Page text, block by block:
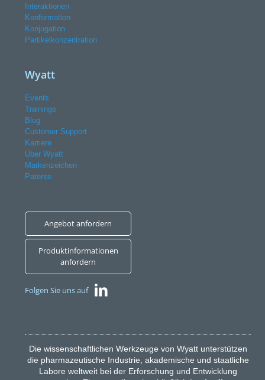
Interaktionen
Konformation
Konjugation
Partikelkonzentration
Wyatt
Events
Trainings
Blog
Customer Support
Karriere
Über Wyatt
Markenzeichen
Patente
Angebot anfordern
Produktinformationen
anfordern
Folgen Sie uns auf
Die wissenschaftlichen Werkzeuge von Wyatt unterstützen
die pharmazeutische Industrie, akademische und staatliche
Labore weltweit bei der Erforschung und Entwicklung